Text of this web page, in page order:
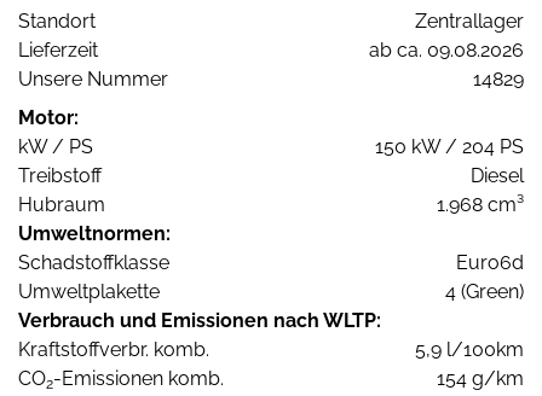
Standort
Zentrallager
Lieferzeit
ab ca. 09.08.2026
Unsere Nummer
14829
Motor:
kW / PS
150 kW / 204 PS
Treibstoff
Diesel
Hubraum
1.968 cm³
Umweltnormen:
Schadstoffklasse
Euro6d
Umweltplakette
4 (Green)
Verbrauch und Emissionen nach WLTP:
Kraftstoffverbr. komb.
5,9 l/100km
CO2-Emissionen komb.
154 g/km